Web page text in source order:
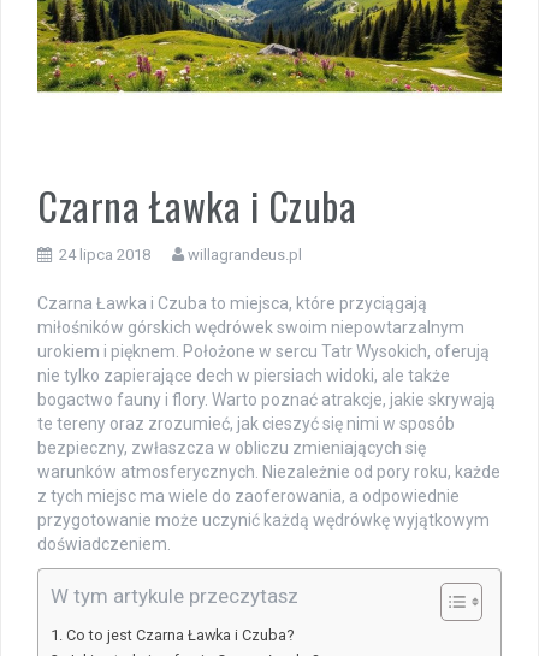
Czarna Ławka i Czuba
24 lipca 2018 willagrandeus.pl
Czarna Ławka i Czuba to miejsca, które przyciągają
miłośników górskich wędrówek swoim niepowtarzalnym
urokiem i pięknem. Położone w sercu Tatr Wysokich, oferują
nie tylko zapierające dech w piersiach widoki, ale także
bogactwo fauny i flory. Warto poznać atrakcje, jakie skrywają
te tereny oraz zrozumieć, jak cieszyć się nimi w sposób
bezpieczny, zwłaszcza w obliczu zmieniających się
warunków atmosferycznych. Niezależnie od pory roku, każde
z tych miejsc ma wiele do zaoferowania, a odpowiednie
przygotowanie może uczynić każdą wędrówkę wyjątkowym
doświadczeniem.
W tym artykule przeczytasz
Co to jest Czarna Ławka i Czuba?